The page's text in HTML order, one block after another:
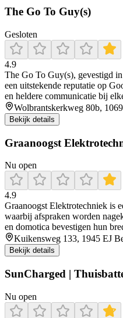
The Go To Guy(s)
Gesloten
4.9
The Go To Guy(s), gevestigd in
een uitstekende reputatie op
en heldere communicatie bij
Wolbrantskerkweg 80b,
Bekijk details
Graanoogst
Nu open
4.9
Graanoogst Elektrotechniek is
waarbij afspraken worden
en domotica bevestigen hun
Kuikensweg 133, 1945 EJ
Bekijk details
SunCharged |
Nu open